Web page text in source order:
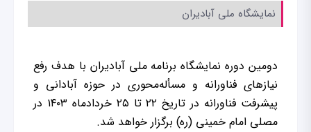
نمایشگاه ملی آبادیران
دومین دوره نمایشگاه برنامه ملی آبادیران با هدف رفع
نیازهای فناورانه و مسأله‌محوری در حوزه آبادانی و
پیشرفت فناورانه در تاریخ ۲۲ تا ۲۵ خردادماه ۱۴۰۳ در
مصلی امام خمینی (ره) برگزار خواهد شد.